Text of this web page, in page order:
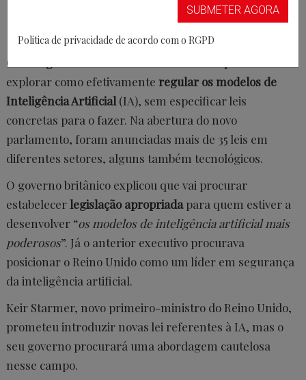
O novo
explorar como efetivamente regular os modelos de
Inteligência Artificial (IA), sem especificar leis
concretas para o fazer. Na abertura do novo
parlamento, foram anunciadas mais de 35 leis em
diferentes setores, alguns também tecnológicos.
O governo britânico explicou que vai procurar
estabelecer legislação apropriadapara quem estiver a
desenvolver “os modelos de inteligência artificial mais
poderosos”. Já o anterior executivo procurava
posicionar o Reino Unido como um líder em segurança
da inteligência artificial.
Keir Starmer, novo primeiro-ministro do Reino Unido,
prometeu introduzir novas lei referentes à IA, mas o
seu governo procurará uma abordagem cautelosa
nesse campo.
SUBMETER AGORA
Politica de privacidade de acordo com o RGPD